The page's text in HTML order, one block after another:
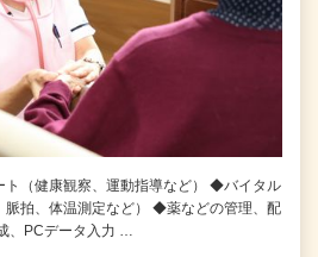
（健康観察、運動指導など） ◆バイタル
脈拍、体温測定など） ◆薬などの管理、配
、PCデータ入力 …